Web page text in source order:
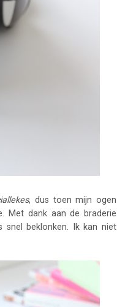
, dus toen mijn ogen
Met dank aan de braderie
beklonken. Ik kan niet